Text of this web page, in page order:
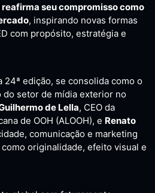
seu compromisso como
, inspirando novas formas
com propósito, estratégia e
24ª edição, se consolida como o
setor de mídia exterior no
de Lella, CEO da
de OOH (ALOOH), e Renato
comunicação e marketing
originalidade, efeito visual e